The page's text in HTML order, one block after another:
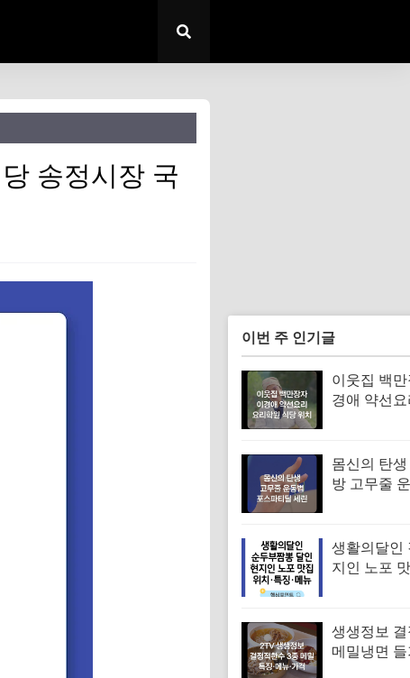
송정시장 국
이번 주 인기글
이웃집 백
경애 약선
보
몸신의 탄
방 고무줄
생활의달인
지인 노포
격
생생정보
메밀냉면